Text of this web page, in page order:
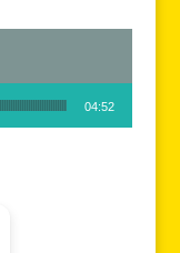
04:52